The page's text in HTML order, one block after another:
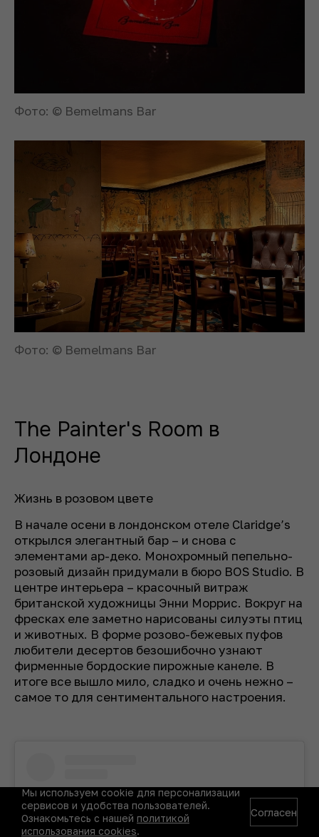
Фото: © Bemelmans Bar
Фото: © Bemelmans Bar
The Painter's Room в
Лондоне
Жизнь в розовом цвете
В начале осени в лондонском отеле Сlaridge’s
открылся элегантный бар – и снова с
элементами ар-деко. Монохромный пепельно-
розовый дизайн придумали в бюро BOS Studio. В
центре интерьера – красочный витраж
британской художницы Энни Моррис. Вокруг на
фресках еле заметно нарисованы силуэты птиц
и животных. В форме розово-бежевых пуфов
любители десертов безошибочно узнают
фирменные бордоские пирожные канеле. В
итоге все вышло мило, сладко и очень нежно –
самое то для сентиментального настроения.
Мы используем cookie для персонализации
сервисов и удобства пользователей.
Ознакомьтесь с нашей политикой
использования cookies.
Согласен